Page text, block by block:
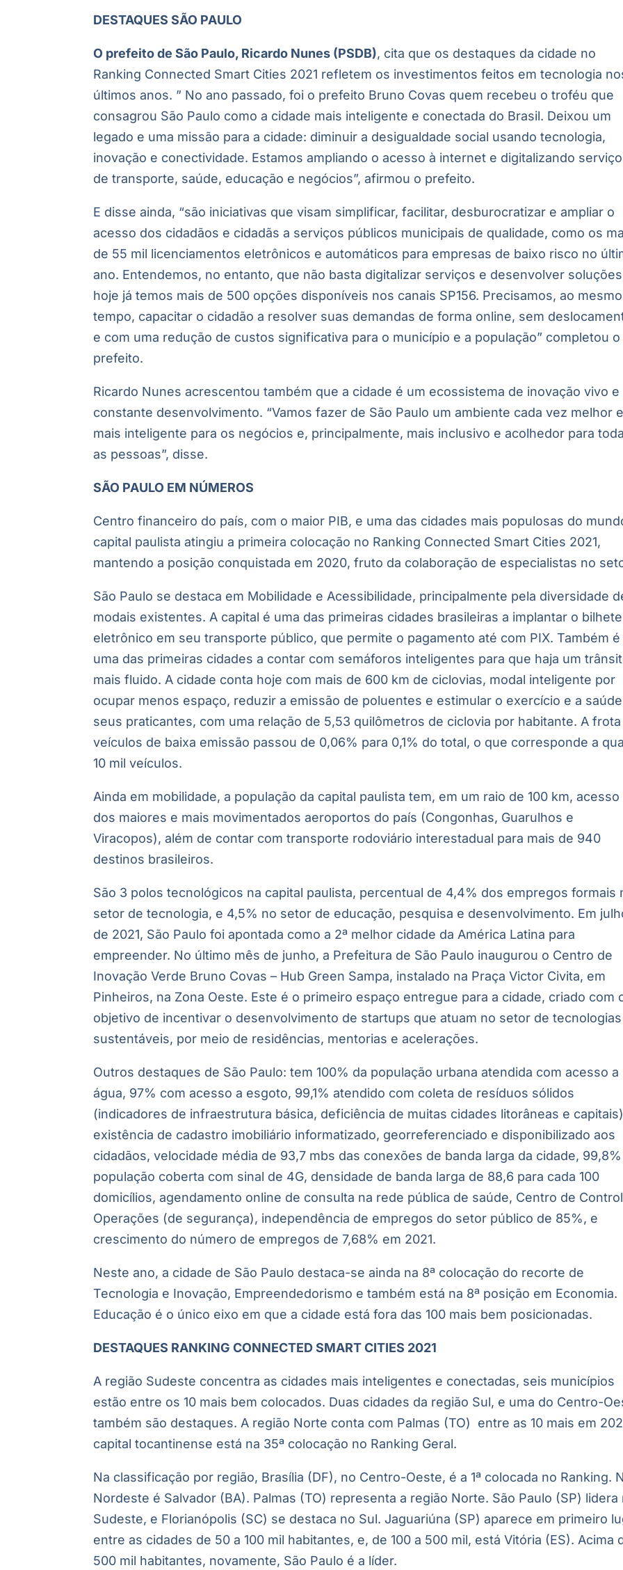
DESTAQUES SÃO PAULO
O prefeito de São Paulo, Ricardo Nunes (PSDB), cita que os destaques da cidade no
Ranking Connected Smart Cities 2021 refletem os investimentos feitos em tecnologia
últimos anos. ” No ano passado, foi o prefeito Bruno Covas quem recebeu o troféu que
consagrou São Paulo como a cidade mais inteligente e conectada do Brasil. Deixou um
legado e uma missão para a cidade: diminuir a desigualdade social usando tecnologia,
inovação e conectividade. Estamos ampliando o acesso à internet e digitalizando
de transporte, saúde, educação e negócios”, afirmou o prefeito.
E disse ainda, “são iniciativas que visam simplificar, facilitar, desburocratizar e ampliar o
acesso dos cidadãos e cidadãs a serviços públicos municipais de qualidade, como os
de 55 mil licenciamentos eletrônicos e automáticos para empresas de baixo risco no
ano. Entendemos, no entanto, que não basta digitalizar serviços e desenvolver
hoje já temos mais de 500 opções disponíveis nos canais SP156. Precisamos, ao mesmo
tempo, capacitar o cidadão a resolver suas demandas de forma online, sem
e com uma redução de custos significativa para o município e a população” completou o
prefeito.
Ricardo Nunes acrescentou também que a cidade é um ecossistema de inovação vivo e
constante desenvolvimento. “Vamos fazer de São Paulo um ambiente cada vez melhor e
mais inteligente para os negócios e, principalmente, mais inclusivo e acolhedor para
as pessoas”, disse.
SÃO PAULO EM NÚMEROS
Centro financeiro do país, com o maior PIB, e uma das cidades mais populosas do
capital paulista atingiu a primeira colocação no Ranking Connected Smart Cities 2021,
mantendo a posição conquistada em 2020, fruto da colaboração de especialistas no
São Paulo se destaca em Mobilidade e Acessibilidade, principalmente pela diversidade
modais existentes. A capital é uma das primeiras cidades brasileiras a implantar o bilhete
eletrônico em seu transporte público, que permite o pagamento até com PIX. Também é
uma das primeiras cidades a contar com semáforos inteligentes para que haja um
mais fluido. A cidade conta hoje com mais de 600 km de ciclovias, modal inteligente por
ocupar menos espaço, reduzir a emissão de poluentes e estimular o exercício e a
seus praticantes, com uma relação de 5,53 quilômetros de ciclovia por habitante. A frota
veículos de baixa emissão passou de 0,06% para 0,1% do total, o que corresponde a
10 mil veículos.
Ainda em mobilidade, a população da capital paulista tem, em um raio de 100 km, acesso
dos maiores e mais movimentados aeroportos do país (Congonhas, Guarulhos e
Viracopos), além de contar com transporte rodoviário interestadual para mais de 940
destinos brasileiros.
São 3 polos tecnológicos na capital paulista, percentual de 4,4% dos empregos formais
setor de tecnologia, e 4,5% no setor de educação, pesquisa e desenvolvimento. Em
de 2021, São Paulo foi apontada como a 2ª melhor cidade da América Latina para
empreender. No último mês de junho, a Prefeitura de São Paulo inaugurou o Centro de
Inovação Verde Bruno Covas – Hub Green Sampa, instalado na Praça Victor Civita, em
Pinheiros, na Zona Oeste. Este é o primeiro espaço entregue para a cidade, criado com
objetivo de incentivar o desenvolvimento de startups que atuam no setor de tecnologias
sustentáveis, por meio de residências, mentorias e acelerações.
Outros destaques de São Paulo: tem 100% da população urbana atendida com acesso a
água, 97% com acesso a esgoto, 99,1% atendido com coleta de resíduos sólidos
(indicadores de infraestrutura básica, deficiência de muitas cidades litorâneas e
existência de cadastro imobiliário informatizado, georreferenciado e disponibilizado aos
cidadãos, velocidade média de 93,7 mbs das conexões de banda larga da cidade,
população coberta com sinal de 4G, densidade de banda larga de 88,6 para cada 100
domicílios, agendamento online de consulta na rede pública de saúde, Centro de
Operações (de segurança), independência de empregos do setor público de 85%, e
crescimento do número de empregos de 7,68% em 2021.
Neste ano, a cidade de São Paulo destaca-se ainda na 8ª colocação do recorte de
Tecnologia e Inovação, Empreendedorismo e também está na 8ª posição em Economia.
Educação é o único eixo em que a cidade está fora das 100 mais bem posicionadas.
DESTAQUES RANKING CONNECTED SMART CITIES 2021
A região Sudeste concentra as cidades mais inteligentes e conectadas, seis municípios
estão entre os 10 mais bem colocados. Duas cidades da região Sul, e uma do Centro-
também são destaques. A região Norte conta com Palmas (TO) entre as 10 mais em
capital tocantinense está na 35ª colocação no Ranking Geral.
Na classificação por região, Brasília (DF), no Centro-Oeste, é a 1ª colocada no Ranking.
Nordeste é Salvador (BA). Palmas (TO) representa a região Norte. São Paulo (SP) lidera
Sudeste, e Florianópolis (SC) se destaca no Sul. Jaguariúna (SP) aparece em primeiro
entre as cidades de 50 a 100 mil habitantes, e, de 100 a 500 mil, está Vitória (ES). Acima
500 mil habitantes, novamente, São Paulo é a líder.